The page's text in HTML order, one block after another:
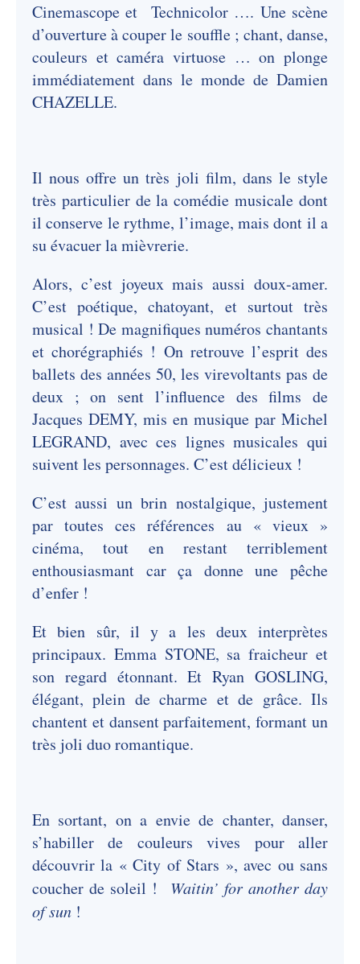
Cinemascope et Technicolor …. Une scène
d’ouverture à couper le souffle ; chant, danse,
couleurs et caméra virtuose … on plonge
immédiatement dans le monde de Damien
CHAZELLE.
Il nous offre un très joli film, dans le style
très particulier de la comédie musicale dont
il conserve le rythme, l’image, mais dont il a
su évacuer la mièvrerie.
Alors, c’est joyeux mais aussi doux-amer.
C’est poétique, chatoyant, et surtout très
musical ! De magnifiques numéros chantants
et chorégraphiés ! On retrouve l’esprit des
ballets des années 50, les virevoltants pas de
deux ; on sent l’influence des films de
Jacques DEMY, mis en musique par Michel
LEGRAND, avec ces lignes musicales qui
suivent les personnages. C’est délicieux !
C’est aussi un brin nostalgique, justement
par toutes ces références au « vieux »
cinéma, tout en restant terriblement
enthousiasmant car ça donne une pêche
d’enfer !
Et bien sûr, il y a les deux interprètes
principaux. Emma STONE, sa fraicheur et
son regard étonnant. Et Ryan GOSLING,
élégant, plein de charme et de grâce. Ils
chantent et dansent parfaitement, formant un
très joli duo romantique.
En sortant, on a envie de chanter, danser,
s’habiller de couleurs vives pour aller
découvrir la « City of Stars », avec ou sans
coucher de soleil ! Waitin’ for another day
of sun !